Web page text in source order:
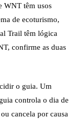
WNT têm usos
de ecoturismo,
Trail têm lógica
confirme as duas
o guia. Um
controla o dia de
cancela por causa